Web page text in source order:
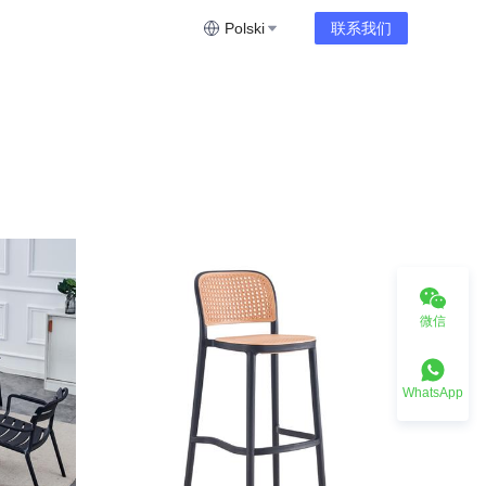
Polski 联系我们
微信
WhatsApp